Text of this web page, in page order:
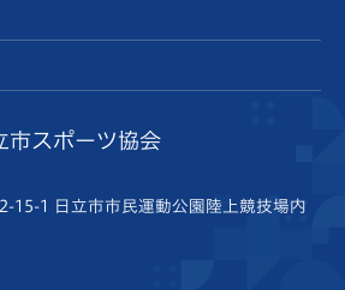
市スポーツ協会
15-1
日立市市民運動公園陸上競技場内